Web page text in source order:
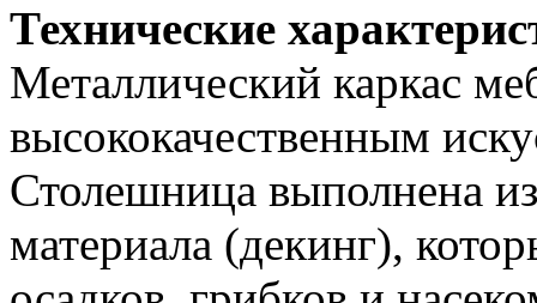
Технические
Металлический каркас
высококачественным
Столешница выполнена
материала (декинг),